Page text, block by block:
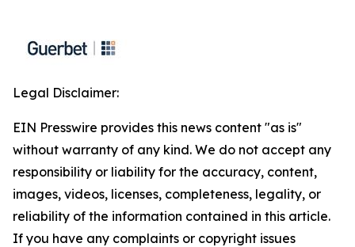
Legal Disclaimer:
EIN Presswire provides this news content "as is"
without warranty of any kind. We do not accept any
responsibility or liability for the accuracy, content,
images, videos, licenses, completeness, legality, or
reliability of the information contained in this article.
If you have any complaints or copyright issues